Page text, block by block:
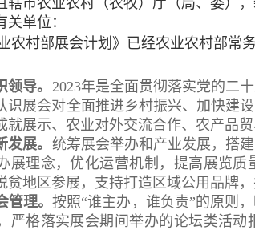
辖市农业农村（农牧）厅（局、委）
关单位：
农村部展会计划》已经农业农村部常
导。 2023年是全面贯彻落实党的二
识展会对全面推进乡村振兴、加快建
就展示、农业对外交流合作、农产品
展。 统筹展会举办和产业发展，搭
展理念，优化运营机制，提高展览
贫地区参展，支持打造区域公用品牌，
管理。 按照“谁主办，谁负责”的原则
严格落实展会期间举办的论坛类活